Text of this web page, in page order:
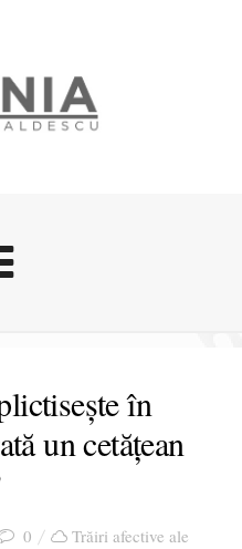
afective
Dunia
povestite
culorii
în
un cetățean
0
Trăiri afective ale